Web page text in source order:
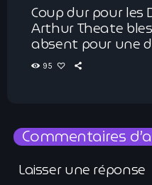
Coup dur pour les
Arthur Theate
absent pour une
95
Commentaires
Laisser une réponse